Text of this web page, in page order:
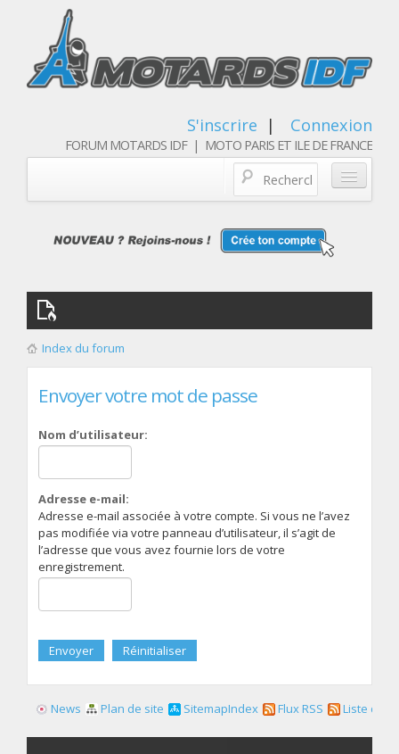
S'inscrire | Connexion
FORUM MOTARDS IDF | MOTO PARIS ET ILE DE FRANCE
Qui sommes nous
Les membres
Index du forum
Envoyer votre mot de passe
Nom d’utilisateur:
Adresse e-mail:
Adresse e-mail associée à votre compte. Si vous ne l’avez
pas modifiée via votre panneau d’utilisateur, il s’agit de
l’adresse que vous avez fournie lors de votre
enregistrement.
News Plan de site SitemapIndex Flux RSS Liste des